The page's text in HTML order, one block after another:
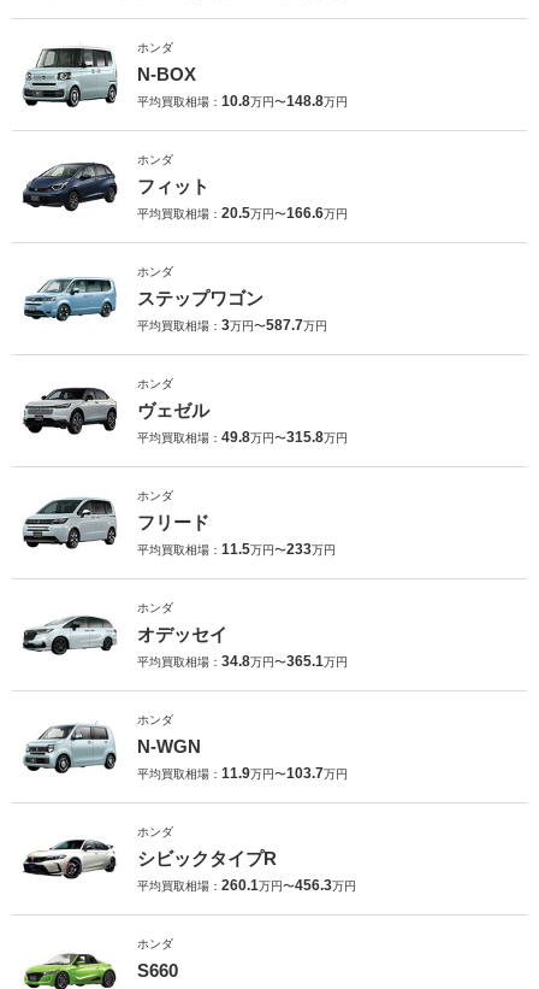
ホンダ
N-BOX
平均買取相場： 10.8万円〜148.8万円
ホンダ
フィット
平均買取相場： 20.5万円〜166.6万円
ホンダ
ステップワゴン
平均買取相場： 3万円〜587.7万円
ホンダ
ヴェゼル
平均買取相場： 49.8万円〜315.8万円
ホンダ
フリード
平均買取相場： 11.5万円〜233万円
ホンダ
オデッセイ
平均買取相場： 34.8万円〜365.1万円
ホンダ
N-WGN
平均買取相場： 11.9万円〜103.7万円
ホンダ
シビックタイプR
平均買取相場： 260.1万円〜456.3万円
ホンダ
S660